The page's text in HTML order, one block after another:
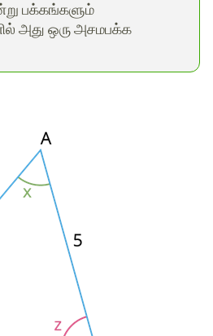
பக்கங்களும்
அது ஒரு அசமபக்க